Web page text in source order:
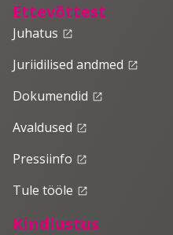
Ettevõttest
Juhatus launch
Juriidilised andmed launch
Dokumendid launch
Avaldused launch
Pressiinfo launch
Tule tööle launch
Kindlustus